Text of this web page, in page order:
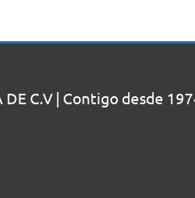
DE C.V | Contigo desde